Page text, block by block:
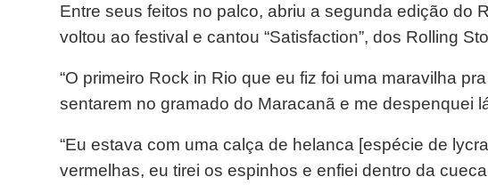
Entre seus feitos no palco, abriu a segunda edição do
voltou ao festival e cantou “Satisfaction”, dos Rolling
“O primeiro Rock in Rio que eu fiz foi uma maravilha
sentarem no gramado do Maracanã e me despenquei
“Eu estava com uma calça de helanca [espécie de
vermelhas, eu tirei os espinhos e enfiei dentro da